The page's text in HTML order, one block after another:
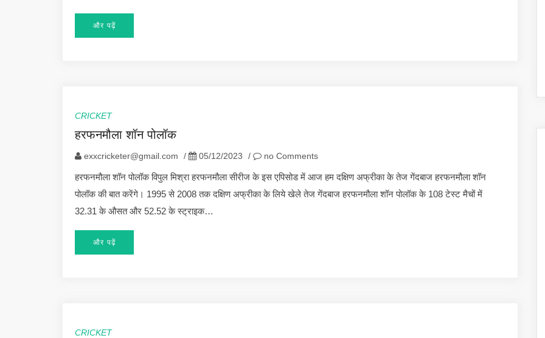
और पढ़ें
CRICKET
हरफनमौला शॉन पोलॉक
exxcricketer@gmail.com / 05/12/2023 / no Comments
हरफनमौला शॉन पोलॉक विपुल मिश्रा हरफनमौला सीरीज के इस एपिसोड में आज हम दक्षिण अफ्रीका के तेज गेंदबाज हरफनमौला शॉन
पोलॉक की बात करेंगे। 1995 से 2008 तक दक्षिण अफ्रीका के लिये खेले तेज गेंदबाज हरफनमौला शॉन पोलॉक के 108 टेस्ट मैचों में
32.31 के औसत और 52.52 के स्ट्राइक…
और पढ़ें
CRICKET